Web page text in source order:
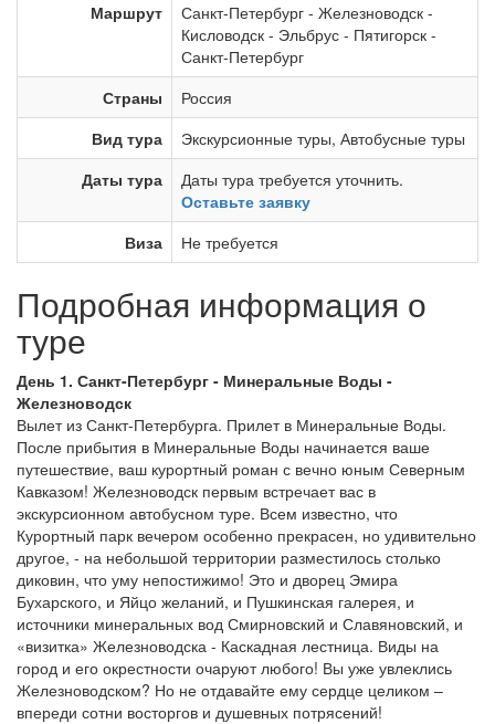
Маршрут
Санкт-Петербург - Железноводск -
Кисловодск - Эльбрус - Пятигорск -
Санкт-Петербург
Страны
Россия
Вид тура
Экскурсионные туры, Автобусные туры
Даты тура
Даты тура требуется уточнить.
Оставьте заявку
Виза
Не требуется
Подробная информация о
туре
День 1. Санкт-Петербург - Минеральные Воды -
Железноводск
Вылет из Санкт-Петербурга. Прилет в Минеральные Воды.
После прибытия в Минеральные Воды начинается ваше
путешествие, ваш курортный роман с вечно юным Северным
Кавказом! Железноводск первым встречает вас в
экскурсионном автобусном туре. Всем известно, что
Курортный парк вечером особенно прекрасен, но удивительно
другое, - на небольшой территории разместилось столько
диковин, что уму непостижимо! Это и дворец Эмира
Бухарского, и Яйцо желаний, и Пушкинская галерея, и
источники минеральных вод Смирновский и Славяновский, и
«визитка» Железноводска - Каскадная лестница. Виды на
город и его окрестности очаруют любого! Вы уже увлеклись
Железноводском? Но не отдавайте ему сердце целиком –
впереди сотни восторгов и душевных потрясений!